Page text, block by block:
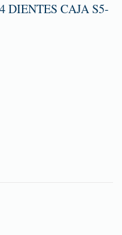
DIENTES CAJA S5-